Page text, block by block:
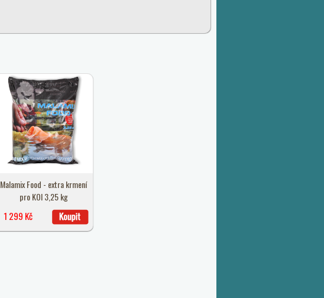
Malamix Food - extra krmení
pro KOI 3,25 kg
1 299 Kč